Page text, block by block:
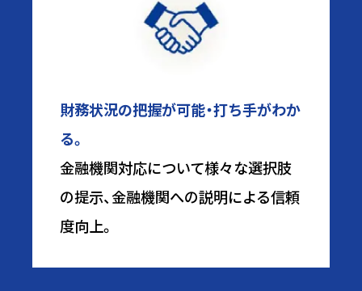
財務状況の把握が可能・打ち手がわか
る。
金融機関対応について様々な選択肢
の提示、金融機関への説明による信頼
度向上。